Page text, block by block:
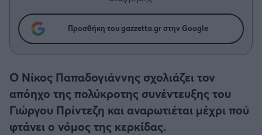
Δημήτρης Τσορμπατζόγλου
Άρης
ΟΦΗ
Βόλος
Μεγάλη μου Αγάπη
Μια Ιστορία από την Πόλη
Προσθήκη του gazzetta.gr στην Google
Ο Νίκος Παπαδογιάννης σχολιάζει τον
απόηχο της πολύκροτης συνέντευξης του
Γιώργου Πρίντεζη και αναρωτιέται μέχρι πού
φτάνει ο νόμος της κερκίδας.